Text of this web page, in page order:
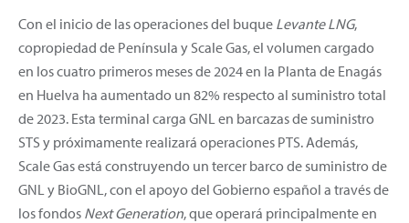
Con el inicio de las operaciones del buque Levante LNG,
copropiedad de Península y Scale Gas, el volumen cargado
en los cuatro primeros meses de 2024 en la Planta de Enagás
en Huelva ha aumentado un 82% respecto al suministro total
de 2023. Esta terminal carga GNL en barcazas de suministro
STS y próximamente realizará operaciones PTS. Además,
Scale Gas está construyendo un tercer barco de suministro de
GNL y BioGNL, con el apoyo del Gobierno español a través de
los fondos Next Generation, que operará principalmente en